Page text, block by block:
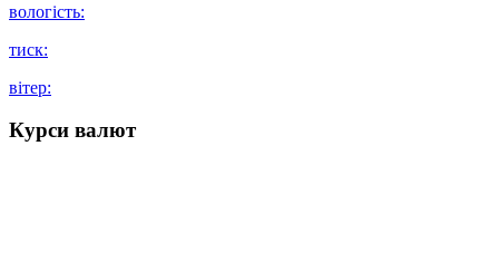
вологість:
тиск:
вітер:
Курси валют